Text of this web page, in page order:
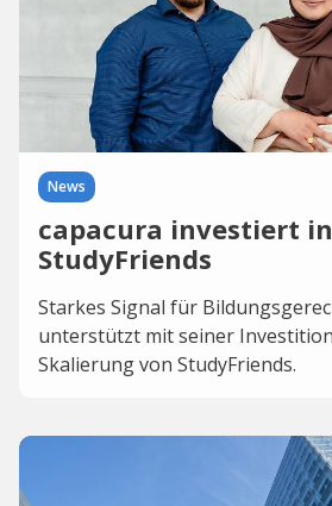
News
capacura investiert in
StudyFriends
Starkes Signal für
unterstützt mit seiner
Skalierung von StudyFriends.